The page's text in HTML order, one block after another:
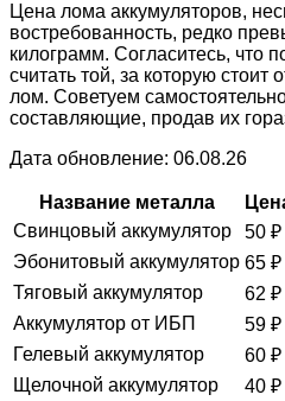
Цена лома аккумуляторов,
востребованность, редко
килограмм. Согласитесь, что
считать той, за которую стоит
лом. Советуем
составляющие, продав их
Дата обновление: 06.08.26
Название металла
Свинцовый аккумулятор
50 ₽
Эбонитовый аккумулятор 65 ₽
Тяговый аккумулятор
62 ₽
Аккумулятор от ИБП
59 ₽
Гелевый аккумулятор
60 ₽
Щелочной аккумулятор
40 ₽